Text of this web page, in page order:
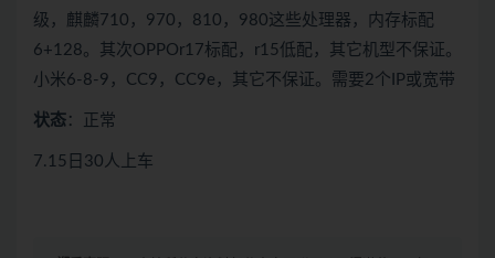
级，麒麟710，970，810，980这些处理器，内存标配
6+128。其次OPPOr17标配，r15低配，其它机型不保证。
小米6-8-9，CC9，CC9e，其它不保证。需要2个IP或宽带
状态 ：正常
7.15日30人上车